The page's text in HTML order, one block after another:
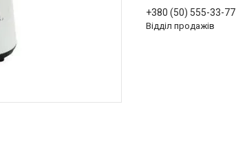
+380 (50) 555-33-77
Відділ продажів